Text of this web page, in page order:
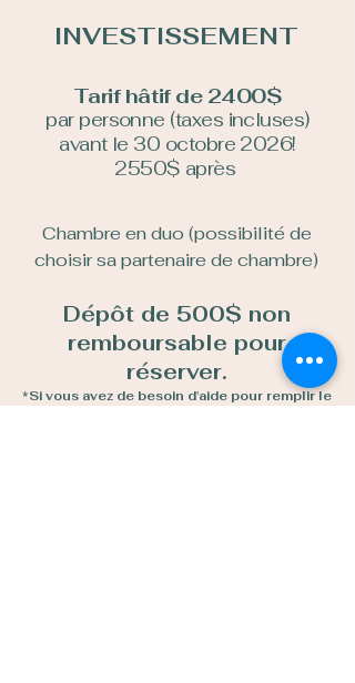
INVESTISSEMENT
Tarif hâtif de 2400$
par personne (taxes incluses)
avant le 30 octobre 2026!
2550$ après
Chambre en duo (possibilité de
choisir sa partenaire de chambre)
Dépôt de 500$ non
remboursable pour
réserver.
*Si vous avez de besoin d'aide pour remplir le